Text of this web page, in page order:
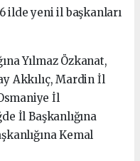
ilde yeni il başkanları
Yılmaz Özkanat,
Akkılıç, Mardin İl
İl
İl Başkanlığına
Kemal